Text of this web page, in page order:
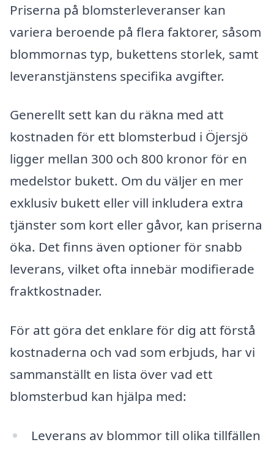
Priserna på blomsterleveranser kan
variera beroende på flera faktorer, såsom
blommornas typ, bukettens storlek, samt
leveranstjänstens specifika avgifter.
Generellt sett kan du räkna med att
kostnaden för ett blomsterbud i Öjersjö
ligger mellan 300 och 800 kronor för en
medelstor bukett. Om du väljer en mer
exklusiv bukett eller vill inkludera extra
tjänster som kort eller gåvor, kan priserna
öka. Det finns även optioner för snabb
leverans, vilket ofta innebär modifierade
fraktkostnader.
För att göra det enklare för dig att förstå
kostnaderna och vad som erbjuds, har vi
sammanställt en lista över vad ett
blomsterbud kan hjälpa med:
Leverans av blommor till olika tillfällen